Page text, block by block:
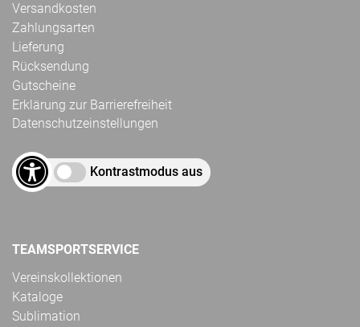
Versandkosten
Zahlungsarten
Lieferung
Rücksendung
Gutscheine
Erklärung zur Barrierefreiheit
Datenschutzeinstellungen
Kontrastmodus aus
TEAMSPORTSERVICE
Vereinskollektionen
Kataloge
Sublimation